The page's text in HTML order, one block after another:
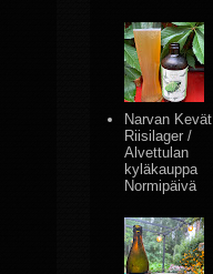
Narvan Kevät
Riisilager /
Alvettulan
kyläkauppa
Normipäivä